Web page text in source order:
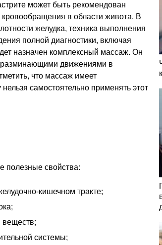
может быть рекомендован
в области живота. В
желудка, техника выполнения
полной диагностики, включая
назначен комплексный массаж. Он
движениями в
что массаж имеет
самостоятельно применять этот
полезные свойства:
кишечном тракте;
веществ;
системы;